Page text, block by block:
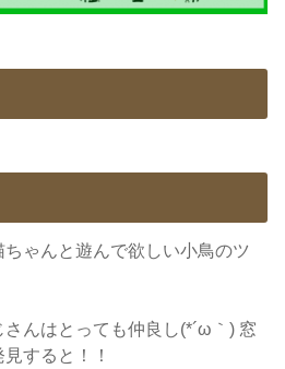
ゃんと遊んで欲しい小鳥のツ
んはとっても仲良し(*´ω｀) 窓
すると！！